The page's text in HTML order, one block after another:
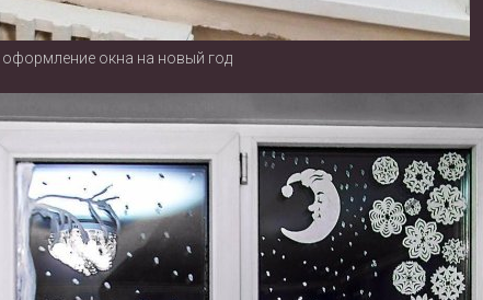
оформление окна на новый год